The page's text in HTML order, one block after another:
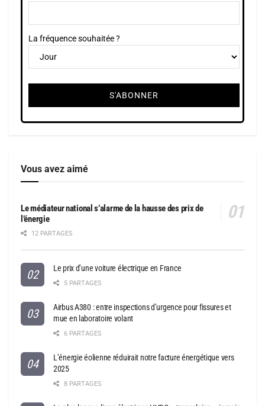
La fréquence souhaitée ?
Vous avez aimé
Le médiateur national s’alarme de la hausse des prix de
l’énergie
12 PARTAGES
Le prix d’une voiture électrique en France
5 PARTAGES
Airbus A380 : entre inspections d’urgence pour fissures et
mue en laboratoire volant
6 PARTAGES
L’énergie éolienne réduirait notre facture énergétique vers
2025
8 PARTAGES